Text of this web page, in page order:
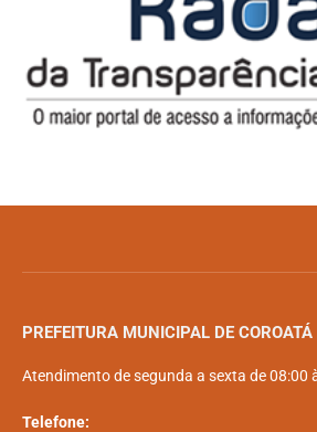
PREFEITURA MUNICIPAL DE COROATÁ
Atendimento de segunda a sexta de 08:00
Telefone: